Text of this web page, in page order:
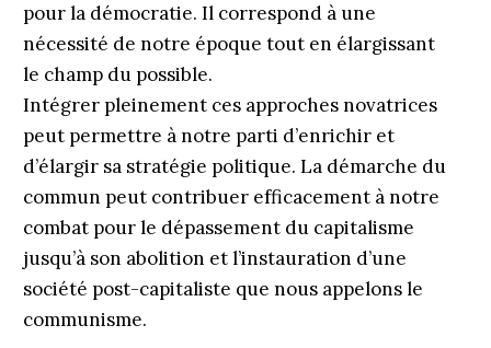
pour la démocratie. Il correspond à une
nécessité de notre époque tout en élargissant
le champ du possible.
Intégrer pleinement ces approches novatrices
peut permettre à notre parti d’enrichir et
d’élargir sa stratégie politique. La démarche du
commun peut contribuer efficacement à notre
combat pour le dépassement du capitalisme
jusqu’à son abolition et l’instauration d’une
société post-capitaliste que nous appelons le
communisme.